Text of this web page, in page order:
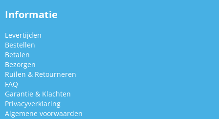
Informatie
Levertijden
Bestellen
Betalen
Bezorgen
Ruilen & Retourneren
FAQ
Garantie & Klachten
Privacyverklaring
Algemene voorwaarden